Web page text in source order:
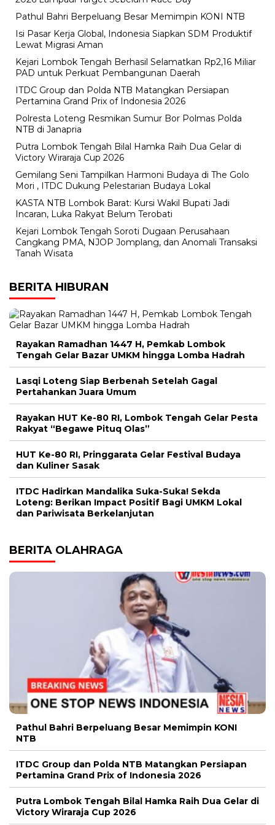
Pathul Bahri Berpeluang Besar Memimpin KONI NTB
​Isi Pasar Kerja Global, Indonesia Siapkan SDM Produktif
Lewat Migrasi Aman
Kejari Lombok Tengah Berhasil Selamatkan Rp2,16 Miliar
PAD untuk Perkuat Pembangunan Daerah
ITDC Group dan Polda NTB Matangkan Persiapan
Pertamina Grand Prix of Indonesia 2026
Polresta Loteng Resmikan Sumur Bor Polmas Polda
NTB di Janapria
Putra Lombok Tengah Bilal Hamka Raih Dua Gelar di
Victory Wiraraja Cup 2026
Gemilang Seni Tampilkan Harmoni Budaya di The Golo
Mori , ITDC Dukung Pelestarian Budaya Lokal
KASTA NTB Lombok Barat: Kursi Wakil Bupati Jadi
Incaran, Luka Rakyat Belum Terobati
Kejari Lombok Tengah Soroti Dugaan Perusahaan
Cangkang PMA, NJOP Jomplang, dan Anomali Transaksi
Tanah Wisata
BERITA HIBURAN
Rayakan Ramadhan 1447 H, Pemkab Lombok
Tengah Gelar Bazar UMKM hingga Lomba Hadrah
Lasqi Loteng Siap Berbenah Setelah Gagal
Pertahankan Juara Umum
Rayakan HUT Ke-80 RI, Lombok Tengah Gelar Pesta
Rakyat “Begawe Pituq Olas”
HUT Ke-80 RI, Pringgarata Gelar Festival Budaya
dan Kuliner Sasak
ITDC Hadirkan Mandalika Suka-Suka! Sekda
Loteng: Berikan Impact Positif Bagi UMKM Lokal
dan Pariwisata Berkelanjutan
BERITA OLAHRAGA
Pathul Bahri Berpeluang Besar Memimpin KONI
NTB
ITDC Group dan Polda NTB Matangkan Persiapan
Pertamina Grand Prix of Indonesia 2026
Putra Lombok Tengah Bilal Hamka Raih Dua Gelar di
Victory Wiraraja Cup 2026